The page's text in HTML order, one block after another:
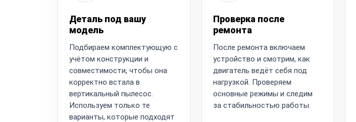
Деталь под вашу
модель
Подбираем комплектующую с
учётом конструкции и
совместимости, чтобы она
корректно встала в
вертикальный пылесос.
Используем только те
варианты, которые подходят
Проверка после
ремонта
После ремонта включаем
устройство и смотрим, как
двигатель ведёт себя под
нагрузкой. Проверяем
основные режимы и следим
за стабильностью работы.